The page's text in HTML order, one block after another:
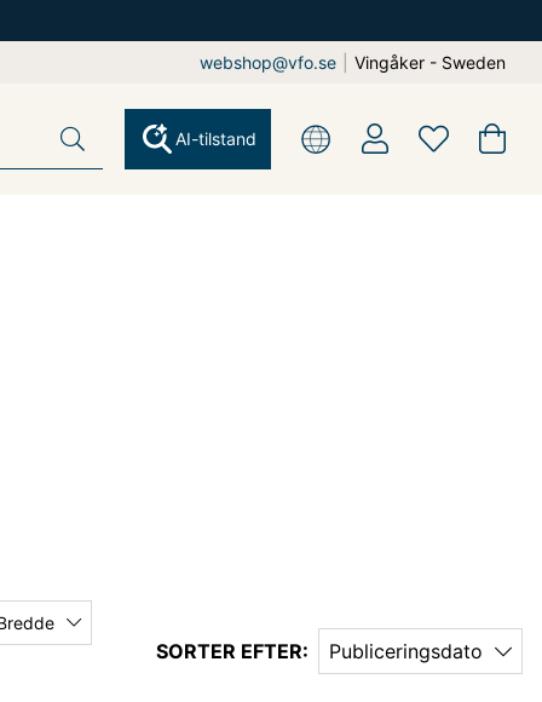
webshop@vfo.se Vingåker - Sweden
AI-tilstand
SORTER EFTER: Publiceringsdato